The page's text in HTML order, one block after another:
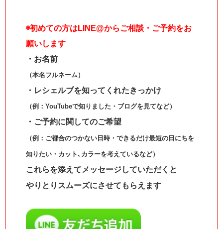
◉初めての方はLINE@からご相談・ご予約をお
願いします
・お名前
（本名フルネーム）
・レシェルブを知ってくれたきっかけ
（例：YouTubeで知りました・ブログを見てなど）
・ご予約に関してのご希望
（例：ご都合のつかない日時・できるだけ最短の日にちを
知りたい・カット､カラーを考えているなど）
これらを添えてメッセージしていただくと
やりとりスムーズにさせてもらえます